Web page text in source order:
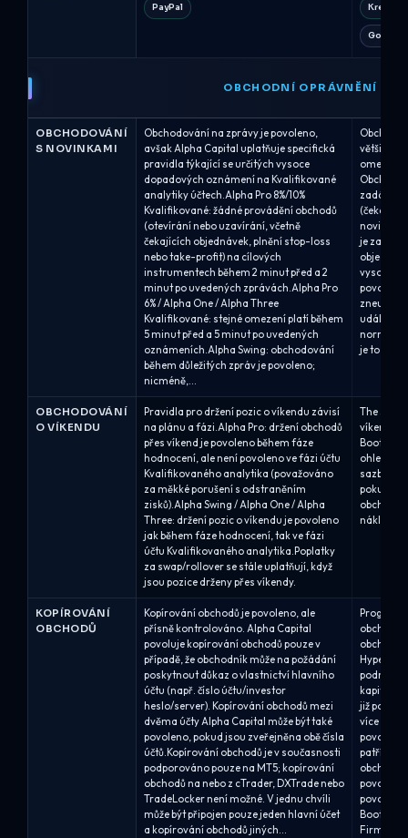
PayPal
Google
OBCHODNÍ OPRÁVNĚNÍ
OBCHODOVÁNÍ
S NOVINKAMI
Obchodování na zprávy je povoleno,
avšak Alpha Capital uplatňuje specifická
pravidla týkající se určitých vysoce
dopadových oznámení na Kvalifikované
analytiky účtech.Alpha Pro 8%/10%
Kvalifikované: žádné provádění obchodů
(otevírání nebo uzavírání, včetně
čekajících objednávek, plnění stop-loss
nebo take-profit) na cílových
instrumentech během 2 minut před a 2
minut po uvedených zprávách.Alpha Pro
6% / Alpha One / Alpha Three
Kvalifikované: stejné omezení platí během
5 minut před a 5 minut po uvedených
oznámeních.Alpha Swing: obchodování
během důležitých zpráv je povoleno;
nicméně,...
většiny
zadávání
(čekající
novinek
je
vysoce
normální
je to
OBCHODOVÁNÍ
O VÍKENDU
Pravidla pro držení pozic o víkendu závisí
na plánu a fázi.Alpha Pro: držení obchodů
přes víkend je povoleno během fáze
hodnocení, ale není povoleno ve fázi účtu
Kvalifikovaného analytika (považováno
za měkké porušení s odstraněním
zisků).Alpha Swing / Alpha One / Alpha
Three: držení pozic o víkendu je povoleno
jak během fáze hodnocení, tak ve fázi
účtu Kvalifikovaného analytika.Poplatky
za swap/rollover se stále uplatňují, když
jsou pozice drženy přes víkendy.
The
ohledem
sazby.
pokud
náklady
KOPÍROVÁNÍ
OBCHODŮ
Kopírování obchodů je povoleno, ale
přísně kontrolováno. Alpha Capital
povoluje kopírování obchodů pouze v
případě, že obchodník může na požádání
poskytnout důkaz o vlastnictví hlavního
účtu (např. číslo účtu/investor
heslo/server). Kopírování obchodů mezi
dvěma účty Alpha Capital může být také
povoleno, pokud jsou zveřejněna obě čísla
účtů.Kopírování obchodů je v současnosti
podporováno pouze na MT5; kopírování
obchodů na nebo z cTrader, DXTrade nebo
TradeLocker není možné. V jednu chvíli
může být připojen pouze jeden hlavní účet
a kopírování obchodů jiných...
Program
obchodů
obchodů
Hyper
kapitál
již
více
povoleno
patří
obchodů
povoleno
Firm